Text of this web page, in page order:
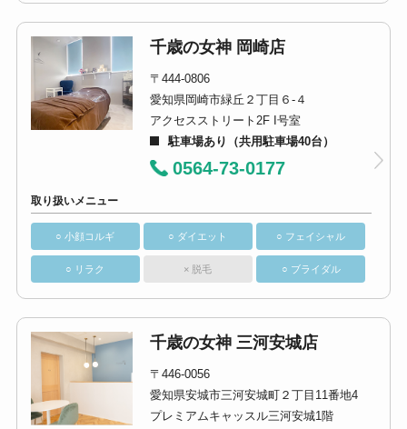
千歳の女神 岡崎店
〒444-0806
愛知県岡崎市緑丘２丁目６-４
アクセスストリート2F I号室
駐車場あり（共用駐車場40台）
0564-73-0177
取り扱いメニュー
○ 小顔コルギ ○ ダイエット ○ フェイシャル
○ リラク × 脱毛 ○ ブライダル
千歳の女神 三河安城店
〒446-0056
愛知県安城市三河安城町２丁目11番地4
プレミアムキャッスル三河安城1階